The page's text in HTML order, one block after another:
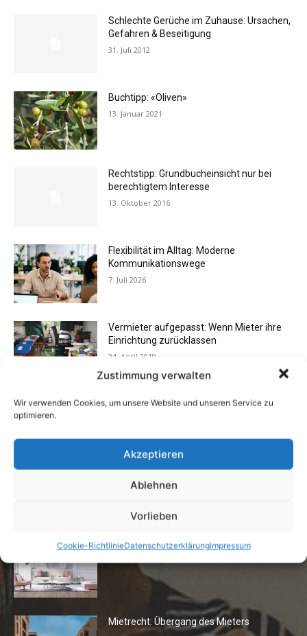
Zustimmung verwalten
Wir verwenden Cookies, um unsere Website und unseren Service zu
optimieren.
Akzeptieren
Ablehnen
Vorlieben
Cookie-RichtlinieDatenschutzerklärungimpressum
Schlechte Gerüche im Zuhause: Ursachen,
Gefahren & Beseitigung
31. Juli 2012
Buchtipp: «Oliven»
13. Januar 2021
Rechtstipp: Grundbucheinsicht nur bei
berechtigtem Interesse
13. Oktober 2016
Flexibilität im Alltag: Moderne
Kommunikationswege
7. Juli 2026
Vermieter aufgepasst: Wenn Mieter ihre
Einrichtung zurücklassen
24. April 2019
Eigentümergemeinschaft zahlt
Die Redaktion empfiehlt
Fototapeten: Neuer Look fürs
Mietrecht: Übergang des Mieters